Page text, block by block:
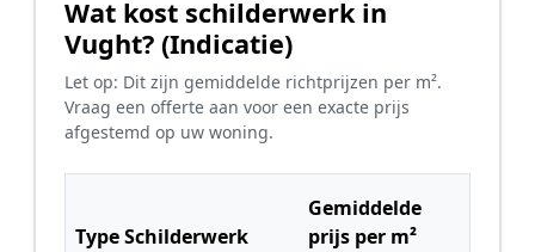
Wat kost schilderwerk in
Vught? (Indicatie)
Let op: Dit zijn gemiddelde richtprijzen per m².
Vraag een offerte aan voor een exacte prijs
afgestemd op uw woning.
Type Schilderwerk
Gemiddelde
prijs per m²